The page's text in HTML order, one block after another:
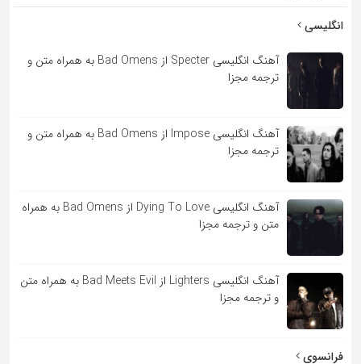
انگلیسی
آهنگ انگلیسی Specter از Bad Omens به همراه متن و
ترجمه مجزا
آهنگ انگلیسی Impose از Bad Omens به همراه متن و
ترجمه مجزا
آهنگ انگلیسی Dying To Love از Bad Omens به همراه
متن و ترجمه مجزا
آهنگ انگلیسی Lighters از Bad Meets Evil به همراه متن
و ترجمه مجزا
فرانسوی